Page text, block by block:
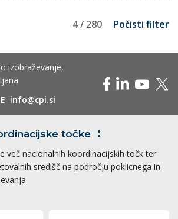
4 / 280 Počisti filter
izobraževanje,
E info@cpi.si
točke
več nacionalnih koordinacijskih točk ter
središč na področju poklicnega in